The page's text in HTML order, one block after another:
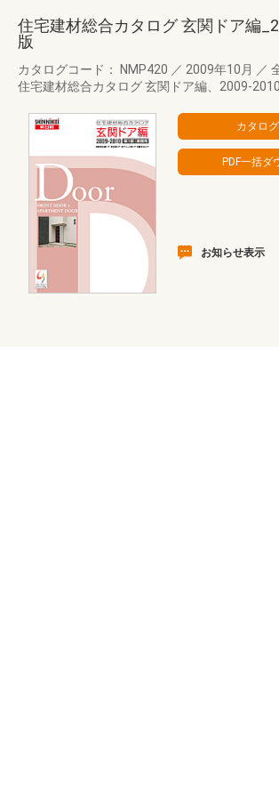
住宅建材総合カタログ 玄関ドア編
版
カタログコード： NMP420 ／ 2009年10月 ／
住宅建材総合カタログ 玄関ドア編、2009-2010
お知らせ表示